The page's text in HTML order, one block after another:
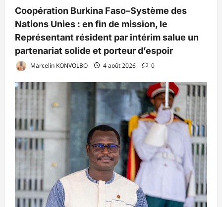
Coopération Burkina Faso–Système des
Nations Unies : en fin de mission, le
Représentant résident par intérim salue un
partenariat solide et porteur d’espoir
Marcelin KONVOLBO 4 août 2026 0